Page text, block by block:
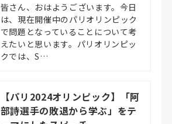
皆さん、おはようございます。今日
は、現在開催中のパリオリンピック
で問題となっていることについて考
えたいと思います。パリオリンピッ
クでは、S…
【パリ2024オリンピック】「阿
部詩選手の敗退から学ぶ」をテ